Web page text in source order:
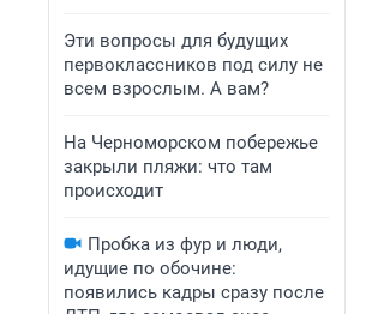
Эти вопросы для будущих
первоклассников под силу не
всем взрослым. А вам?
На Черноморском побережье
закрыли пляжи: что там
происходит
Пробка из фур и люди,
идущие по обочине:
появились кадры сразу после